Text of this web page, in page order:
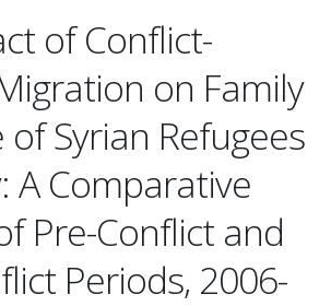
of Conflict-
on Family
Syrian Refugees
A Comparative
Pre-Conflict and
Periods, 2006-